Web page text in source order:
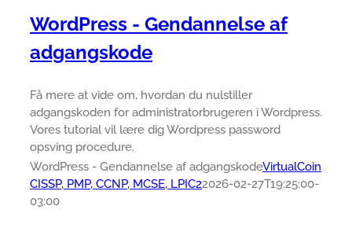
WordPress - Gendannelse af
adgangskode
Få mere at vide om, hvordan du nulstiller
adgangskoden for administratorbrugeren i Wordpress.
Vores tutorial vil lære dig Wordpress password
opsving procedure.
WordPress - Gendannelse af adgangskodeVirtualCoin
CISSP, PMP, CCNP, MCSE, LPIC22026-02-27T19:25:00-
03:00